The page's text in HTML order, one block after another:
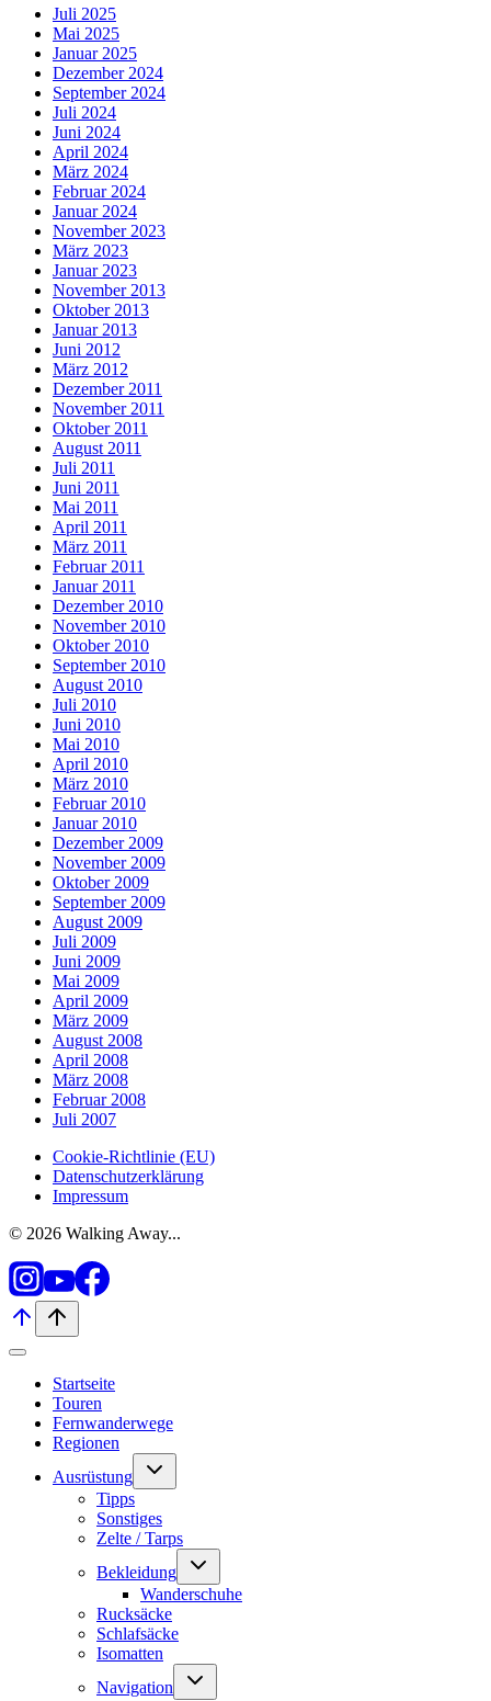
Juli 2025
Mai 2025
Januar 2025
Dezember 2024
September 2024
Juli 2024
Juni 2024
April 2024
März 2024
Februar 2024
Januar 2024
November 2023
März 2023
Januar 2023
November 2013
Oktober 2013
Januar 2013
Juni 2012
März 2012
Dezember 2011
November 2011
Oktober 2011
August 2011
Juli 2011
Juni 2011
Mai 2011
April 2011
März 2011
Februar 2011
Januar 2011
Dezember 2010
November 2010
Oktober 2010
September 2010
August 2010
Juli 2010
Juni 2010
Mai 2010
April 2010
März 2010
Februar 2010
Januar 2010
Dezember 2009
November 2009
Oktober 2009
September 2009
August 2009
Juli 2009
Juni 2009
Mai 2009
April 2009
März 2009
August 2008
April 2008
März 2008
Februar 2008
Juli 2007
Cookie-Richtlinie (EU)
Datenschutzerklärung
Impressum
© 2026 Walking Away...
Startseite
Touren
Fernwanderwege
Regionen
Ausrüstung
Untermenü
Tipps
Sonstiges
Zelte / Tarps
Bekleidung
Untermenü
Wanderschuhe
Rucksäcke
Schlafsäcke
Isomatten
Navigation
Untermenü